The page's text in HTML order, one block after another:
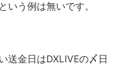
いう例は無いです。
送金日はDXLIVEの〆日